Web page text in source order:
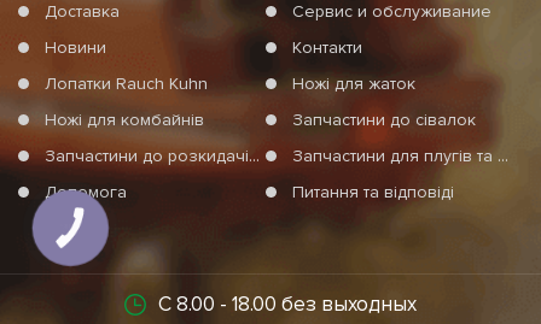
Доставка
Сервис и обслуживание
Новини
Контакти
Лопатки Rauch Kuhn
Ножі для жаток
Ножі для комбайнів
Запчастини до сівалок
Запчастини до розкидачів мінеральних добрив
Запчастини для плугів та агротехніки
Допомога
Питання та відповіді
С 8.00 - 18.00 без выходных
КНОПКА
СВЯЗИ